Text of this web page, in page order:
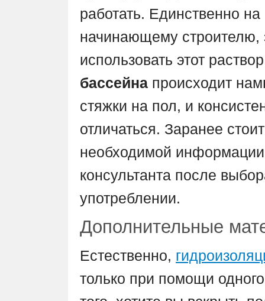
работать. Единственно
начинающему строителю,
использовать этот
бассейна происходит
стяжки на пол, и
отличаться. Заранее
необходимой информации
консультанта после
употреблении.
Дополнительные
Естественно,
только при помощи